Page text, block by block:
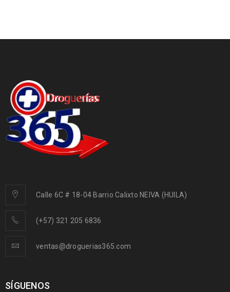
Calle 6C # 18-04 Barrio Calixto NEIVA (HUILA)
(+57) 321 205 6836
ventas@droguerias365.com
SÍGUENOS